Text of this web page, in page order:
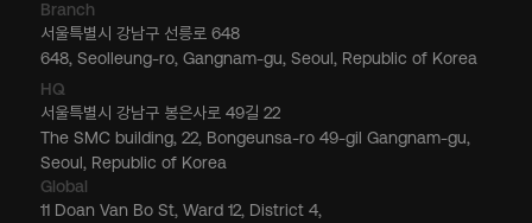
HQ
서울특별시 강남구 봉은사로 49길 22
The SMC building, 22, Bongeunsa-ro 49-gil Gangnam-gu,
Seoul, Republic of Korea
Branch
서울특별시 강남구 선릉로 648
648, Seolleung-ro, Gangnam-gu, Seoul, Republic of Korea
Global
11 Doan Van Bo St, Ward 12, District 4,